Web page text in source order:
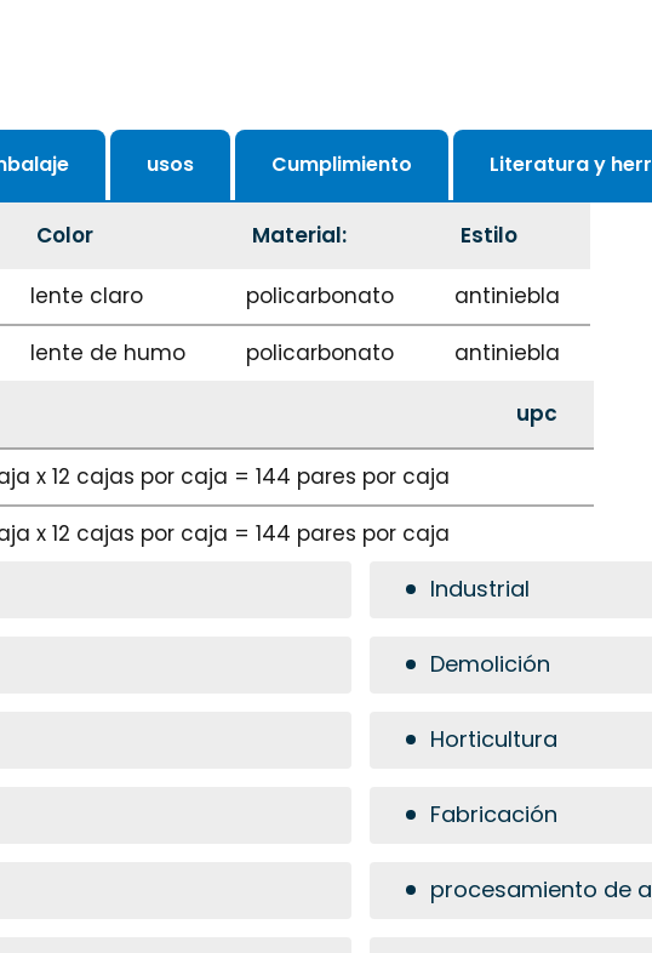
usos Cumplimiento Literatura y
Color Material: Estilo
lente claro policarbonato
antiniebla
lente de humo policarbonato antiniebla
upc
x 12 cajas por caja = 144 pares por caja
x 12 cajas por caja = 144 pares por caja
Industrial
Demolición
Horticultura
Fabricación
procesamiento de